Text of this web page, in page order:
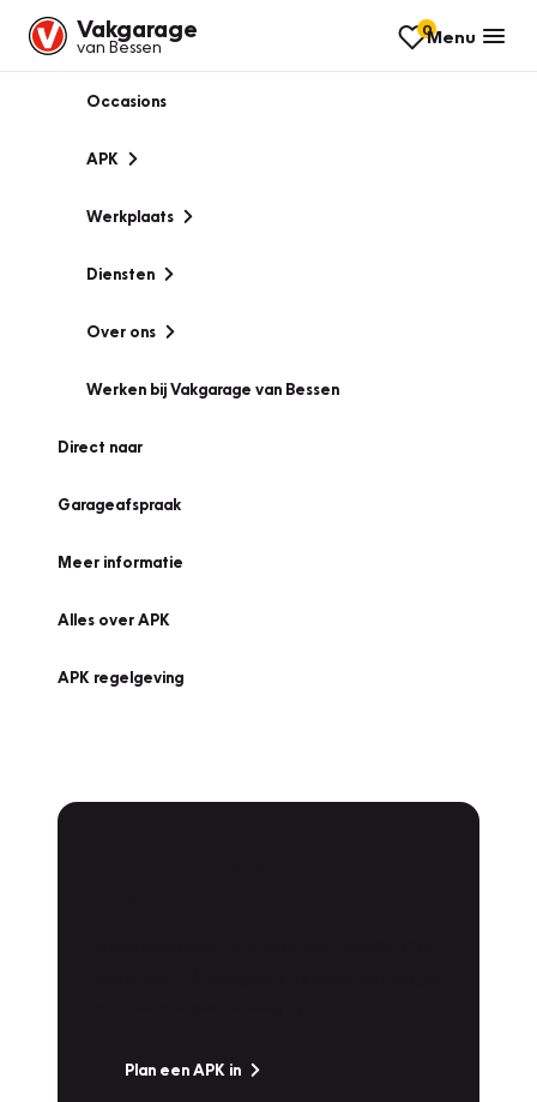
Vakgarage
van Bessen
0Menu
Occasions
APK
Werkplaats
Diensten
Over ons
Werken bij Vakgarage van Bessen
Direct naar
Garageafspraak
Meer informatie
Alles over APK
APK regelgeving
Plan een APK in